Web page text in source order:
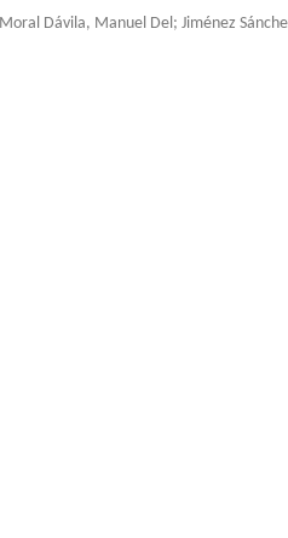
Moral Dávila, Manuel Del ; Jiménez